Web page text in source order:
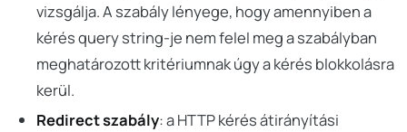
vizsgálja. A szabály lényege, hogy amennyiben a
kérés query string-je nem felel meg a szabályban
meghatározott kritériumnak úgy a kérés blokkolásra
kerül.
Redirect szabály: a HTTP kérés átirányítási